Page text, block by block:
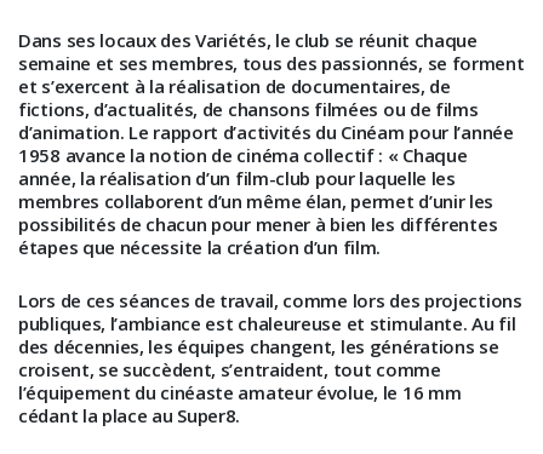
Dans ses locaux des Variétés, le club se réunit chaque
semaine et ses membres, tous des passionnés, se forment
et s’exercent à la réalisation de documentaires, de
fictions, d’actualités, de chansons filmées ou de films
d’animation. Le rapport d’activités du Cinéam pour l’année
1958 avance la notion de cinéma collectif : « Chaque
année, la réalisation d’un film-club pour laquelle les
membres collaborent d’un même élan, permet d’unir les
possibilités de chacun pour mener à bien les différentes
étapes que nécessite la création d’un film.
Lors de ces séances de travail, comme lors des projections
publiques, l’ambiance est chaleureuse et stimulante. Au fil
des décennies, les équipes changent, les générations se
croisent, se succèdent, s’entraident, tout comme
l’équipement du cinéaste amateur évolue, le 16 mm
cédant la place au Super8.